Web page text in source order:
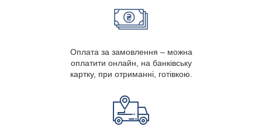
Оплата за замовлення – можна
оплатити онлайн, на банківську
картку, при отриманні, готівкою.